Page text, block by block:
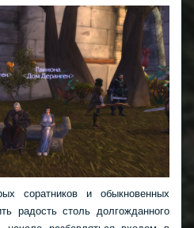
соратников и обыкновенных
радость столь долгожданного